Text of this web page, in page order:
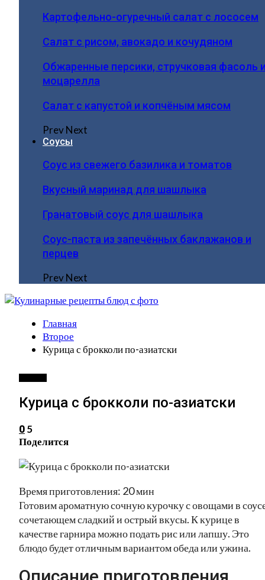
Картофельно-огуречный салат с лососем
Салат с рисом, авокадо и кочудяном
Обжаренные персики, стручковая фасоль
моцарелла
Салат с капустой и копчёным мясом
PrevNext
Соусы
Соус из свежего базилика и томатов
Вкусный маринад для шашлыка
Гранатовый соус для шашлыка
Соус-паста из запечённых баклажанов и
перцев
PrevNext
Главная
Второе
Курица с брокколи по-азиатски
Курица с брокколи по-азиатски
0 5
Поделится
Время приготовления: 20 мин
Готовим ароматную сочную курочку с овощами в
сочетающем сладкий и острый вкусы. К курице в
качестве гарнира можно подать рис или лапшу. Это
блюдо будет отличным вариантом обеда или ужина.